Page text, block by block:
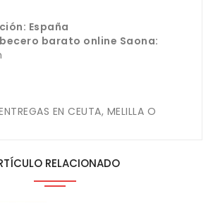
España
barato online Saona:
EN CEUTA, MELILLA O
RELACIONADO